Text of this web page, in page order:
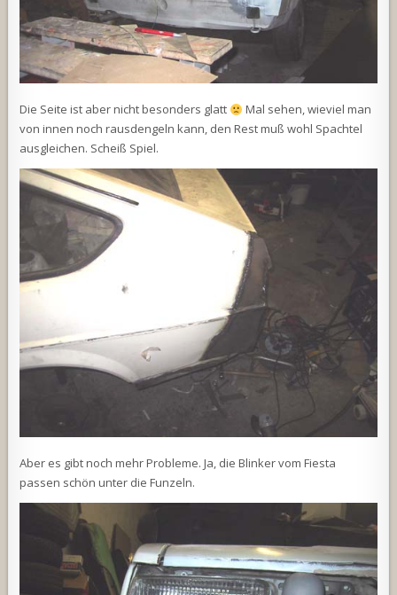
Die Seite ist aber nicht besonders glatt
Mal sehen, wieviel man
von innen noch rausdengeln kann, den Rest muß wohl Spachtel
ausgleichen. Scheiß Spiel.
Aber es gibt noch mehr Probleme. Ja, die Blinker vom Fiesta
passen schön unter die Funzeln.